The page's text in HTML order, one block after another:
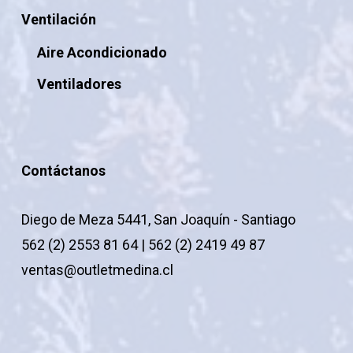
Ventilación
Aire Acondicionado
Ventiladores
Contáctanos
Diego de Meza 5441, San Joaquín - Santiago
562 (2) 2553 81 64 | 562 (2) 2419 49 87
ventas@outletmedina.cl